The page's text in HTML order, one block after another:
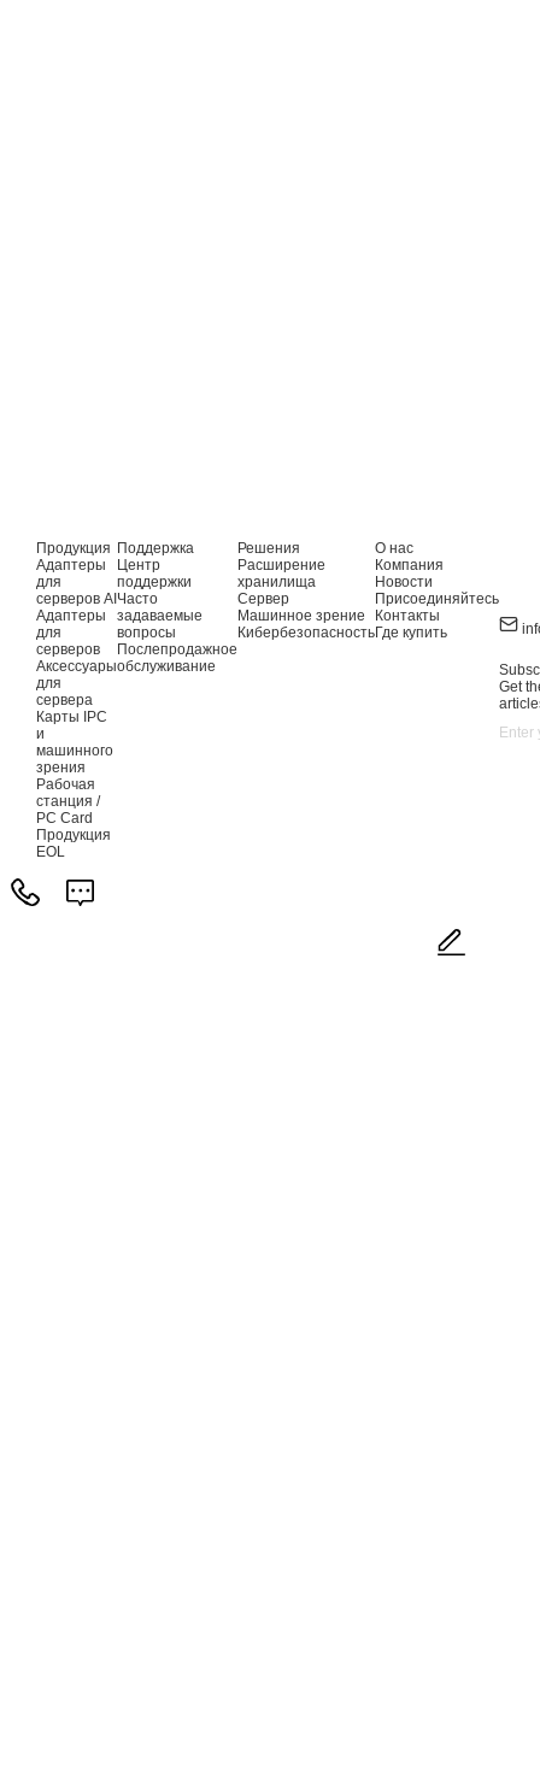
Продукция
Адаптеры
для
серверов AI
Адаптеры
для
серверов
Аксессуары
для
сервера
Карты IPC
и
машинного
зрения
Рабочая
станция /
PC Card
Продукция
EOL
Поддержка
Центр
поддержки
Часто
задаваемые
вопросы
Послепродажное
обслуживание
Решения
Расширение
хранилища
Сервер
Машинное зрение
Кибербезопасность
О нас
Компания
Новости
Присоединяйтесь
Контакты
Где купить
Get